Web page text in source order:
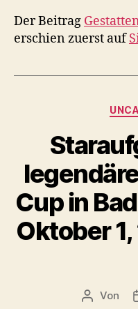
Der Beitrag
erschien zuerst auf
Cup in
Oktober
Von